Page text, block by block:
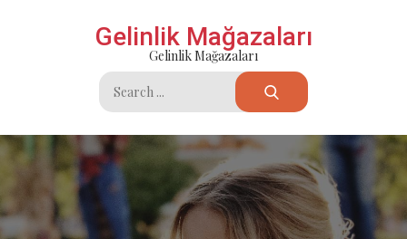
Gelinlik Mağazaları
Gelinlik Mağazaları
Search
for: